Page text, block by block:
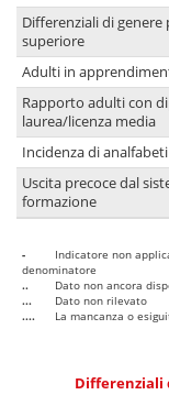
Differenziali di
superiore
Adulti in
Rapporto adulti con
laurea/licenza media
Incidenza di analfabeti
Uscita precoce dal
formazione
-
Indicatore non
denominatore
..
Dato non ancora
...
Dato non rilevato
....
La mancanza o
Differenziali